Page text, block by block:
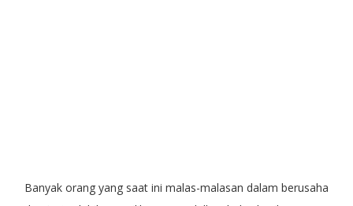
Banyak orang yang saat ini malas-malasan dalam berusaha